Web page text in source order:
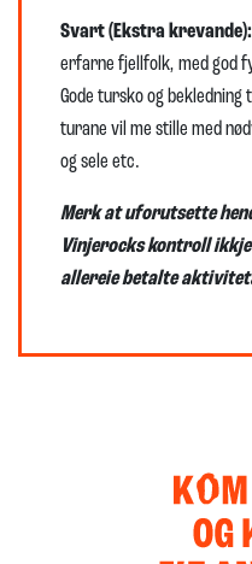
Svart (Ekstra krevande):
erfarne fjellfolk, med god
Gode tursko og bekledning
turane vil me stille med
og sele etc.
Merk at uforutsette
Vinjerocks kontroll
allereie betalte